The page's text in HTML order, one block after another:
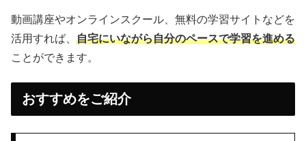
動画講座やオンラインスクール、無料の学習サイトなどを
活用すれば、 自宅にいながら自分のペースで学習を進める
ことができます。
おすすめをご紹介